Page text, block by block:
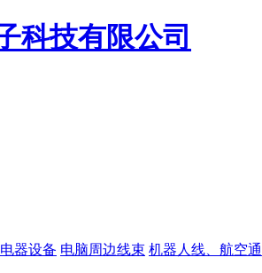
电器设备 电脑周边线束 机器人线、航空